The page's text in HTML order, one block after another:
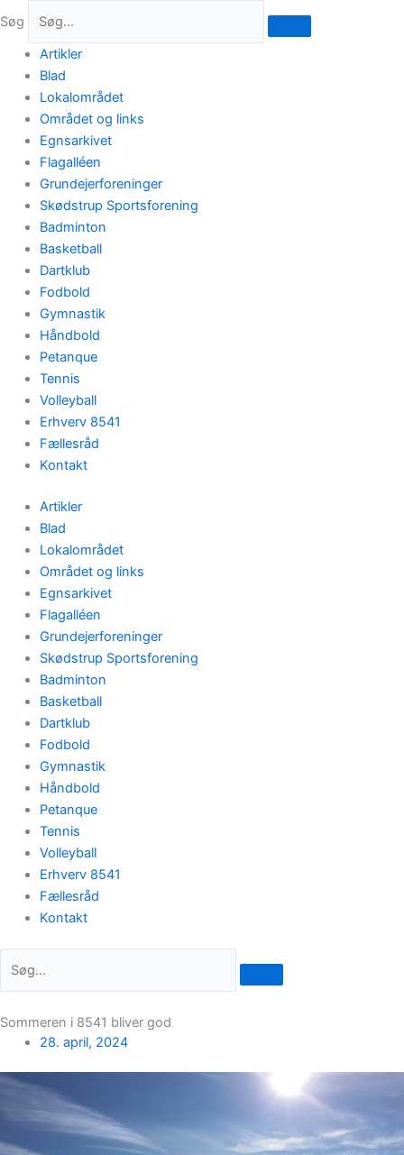
til
indholdet
Søg
Artikler
Blad
Lokalområdet
Området og links
Egnsarkivet
Flagalléen
Grundejerforeninger
Skødstrup Sportsforening
Badminton
Basketball
Dartklub
Fodbold
Gymnastik
Håndbold
Petanque
Tennis
Volleyball
Erhverv 8541
Fællesråd
Kontakt
Artikler
Blad
Lokalområdet
Området og links
Egnsarkivet
Flagalléen
Grundejerforeninger
Skødstrup Sportsforening
Badminton
Basketball
Dartklub
Fodbold
Gymnastik
Håndbold
Petanque
Tennis
Volleyball
Erhverv 8541
Fællesråd
Kontakt
Sommeren i 8541 bliver god
28. april, 2024